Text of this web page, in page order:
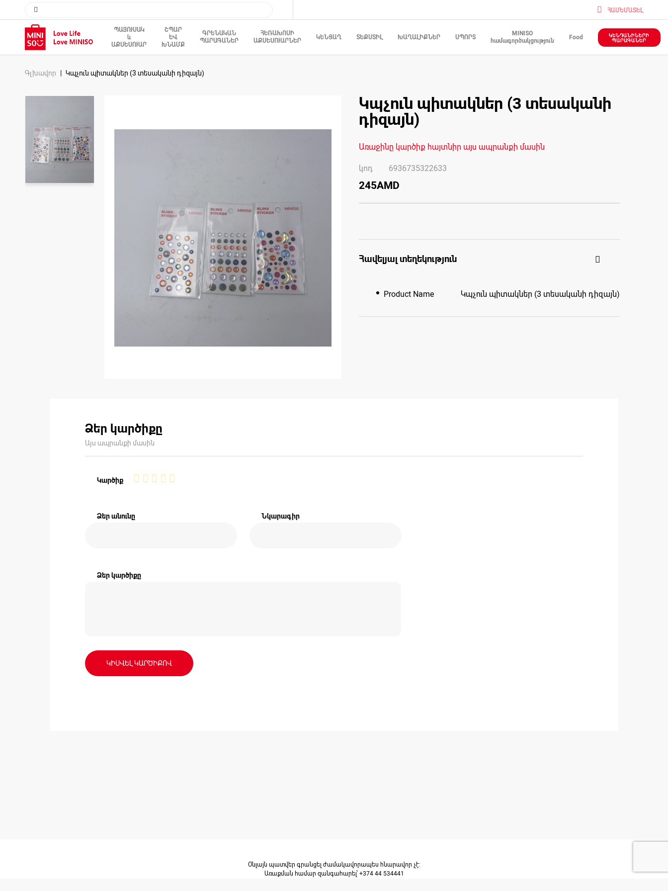
ՀԱՄԵՄԱՏԵԼ
ՊԱՅՈՒՍԱԿ
և
ԱՔՍԵՍՈՒԱՐ
ՇՊԱՐ
ԵՎ
ԽՆԱՄՔ
ԳՐԵՆԱԿԱՆ
ՊԱՐԱԳԱՆԵՐ
ՀԵՌԱԽՈՍԻ
ԱՔՍԵՍՈՒԱՐՆԵՐ
ԿԵՆՑԱՂ ՏԵՔՍՏԻԼ ԽԱՂԱԼԻՔՆԵՐ ՍՊՈՐՏ
MINISO
համագործակցություն
Food
ԿԵՆԴԱՆԻՆԵՐԻ
ՊԱՐԱԳԱՆԵՐ
Գլխավոր Կպչուն պիտակներ (3 տեսականի դիզայն)
images
gallery
Կպչուն պիտակներ (3 տեսականի
դիզայն)
Առաջինը կարծիք հայտնիր այս ապրանքի մասին
կոդ 6936735322633
245AMD
Հավելյալ տեղեկություն
Product Name Կպչուն պիտակներ (3 տեսականի դիզայն)
Ձեր կարծիքը
Այս ապրանքի մասին
Կարծիք
1
star
2
stars
3
stars
4
stars
Ձեր անունը Նկարագիր
Ձեր կարծիքը
ԿԻՍՎԵԼ ԿԱՐԾԻՔՈՎ
Օնլայն պատվեր գրանցել ժամակավորապես հնարավոր չէ։
Առաքման համար զանգահարել՝ +374 44 534441